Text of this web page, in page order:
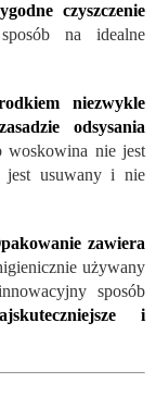
czyszczenie
na idealne
niezwykle
odsysania
woskowina nie jest
jest usuwany i nie
zawiera
używany
sposób
i